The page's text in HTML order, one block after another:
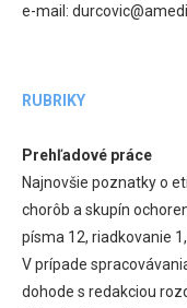
e-mail:
RUBRIKY
Prehľadové práce
Najnovšie poznatky o
chorôb a skupín
písma 12, riadkovanie
V prípade
dohode s redakciou